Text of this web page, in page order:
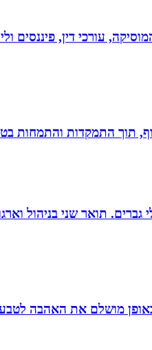
עורכי דין, פיננסים
תוך התמקדות והתמחות
תואר שני בניהול
באופן מושלם את האהבה